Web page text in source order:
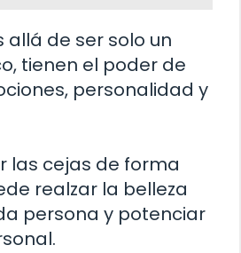
allá de ser solo un
tienen el poder de
personalidad y
las cejas de forma
realzar la belleza
persona y potenciar